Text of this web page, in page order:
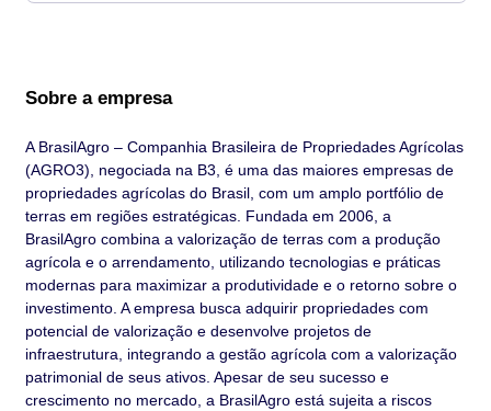
Sobre a empresa
A BrasilAgro – Companhia Brasileira de Propriedades Agrícolas
(AGRO3), negociada na B3, é uma das maiores empresas de
propriedades agrícolas do Brasil, com um amplo portfólio de
terras em regiões estratégicas. Fundada em 2006, a
BrasilAgro combina a valorização de terras com a produção
agrícola e o arrendamento, utilizando tecnologias e práticas
modernas para maximizar a produtividade e o retorno sobre o
investimento. A empresa busca adquirir propriedades com
potencial de valorização e desenvolve projetos de
infraestrutura, integrando a gestão agrícola com a valorização
patrimonial de seus ativos. Apesar de seu sucesso e
crescimento no mercado, a BrasilAgro está sujeita a riscos